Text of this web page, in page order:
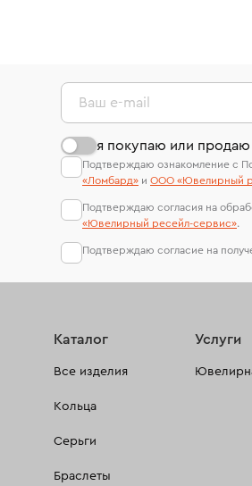
Ваш e-mail
я покупаю или
Подтверждаю ознакомление с
«Ломбард» и ООО «Ювелирный
Подтверждаю согласия на
«Ювелирный ресейл-сервиc».
Подтверждаю согласие на
Каталог
Все изделия
Кольца
Серьги
Браслеты
Услуги